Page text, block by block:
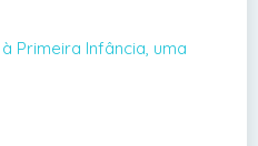
Primeira Infância, uma